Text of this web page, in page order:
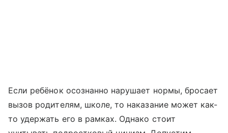
Если ребёнок осознанно нарушает нормы, бросает
вызов родителям, школе, то наказание может как-
то удержать его в рамках. Однако стоит